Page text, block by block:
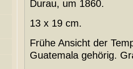
Durau, um 1860.
13 x 19 cm.
Frühe Ansicht der
Guatemala gehörig.